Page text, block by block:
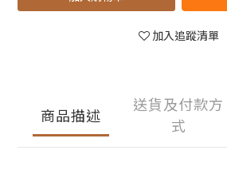
加入追蹤清單
商品描述
送貨及付款方
式